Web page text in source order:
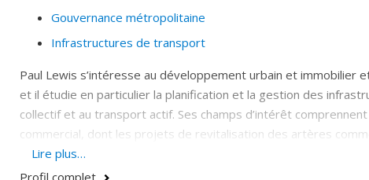
Gouvernance métropolitaine
Infrastructures de transport
Paul Lewis s’intéresse au développement urbain et
et il étudie en particulier la planification et la gestion des
collectif et au transport actif. Ses champs d’intérêt
commercial, dont les projets de revitalisation des artères
les technologies de l’information, le transport et l’urbanisme,
Lire plus…